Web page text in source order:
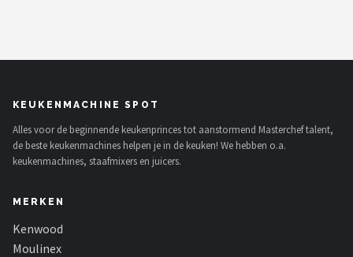
KEUKENMACHINE SPOT
Alles voor de beginnende keukenprinces tot aanstormend Masterchef talent,
de beste keukenmachines helpen je in de keuken! We hebben o.a.
keukenmachines, staafmixers en juicers.
MERKEN
Kenwood
Moulinex